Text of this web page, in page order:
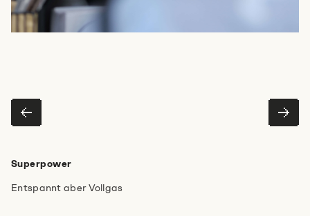
Superpower
Entspannt aber Vollgas
Telefonnummer
E-Mail-Adresse
Hast du noch mehr Infos für uns?